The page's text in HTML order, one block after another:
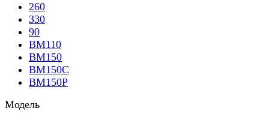
260
330
90
BM110
BM150
BM150C
BM150P
Модель